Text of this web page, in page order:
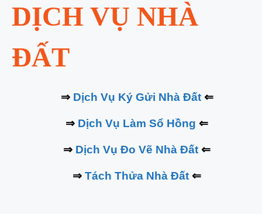
DỊCH VỤ NHÀ
ĐẤT
⇒ Dịch Vụ Ký Gửi Nhà Đất⇐
⇒ Dịch Vụ Làm Sổ Hồng ⇐
⇒ Dịch Vụ Đo Vẽ Nhà Đất ⇐
⇒ Tách Thửa Nhà Đất ⇐